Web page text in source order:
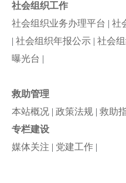
社会组织工作
社会组织业务办理平台 | 社
| 社会组织年报公示 | 社会
曝光台 |
救助管理
本站概况 | 政策法规 | 救助
专栏建设
媒体关注 | 党建工作 |